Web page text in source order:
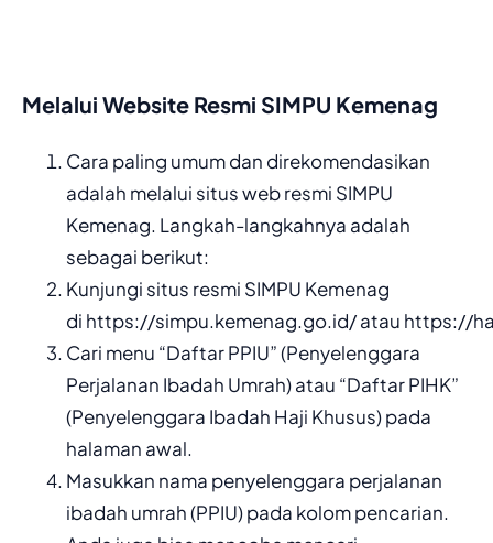
Melalui Website Resmi SIMPU Kemenag
Cara paling umum dan direkomendasikan
adalah melalui situs web resmi SIMPU
Kemenag. Langkah-langkahnya adalah
sebagai berikut:
Kunjungi situs resmi SIMPU Kemenag
di https://simpu.kemenag.go.id/ atau https://
Cari menu “Daftar PPIU” (Penyelenggara
Perjalanan Ibadah Umrah) atau “Daftar PIHK”
(Penyelenggara Ibadah Haji Khusus) pada
halaman awal.
Masukkan nama penyelenggara perjalanan
ibadah umrah (PPIU) pada kolom pencarian.